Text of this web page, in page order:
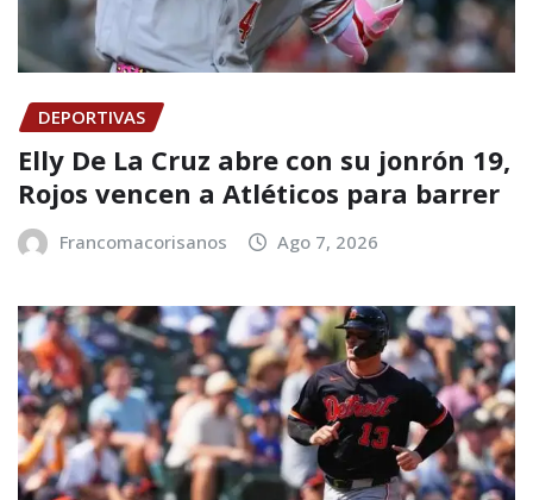
DEPORTIVAS
Elly De La Cruz abre con su jonrón 19,
Rojos vencen a Atléticos para barrer
Francomacorisanos Ago 7, 2026